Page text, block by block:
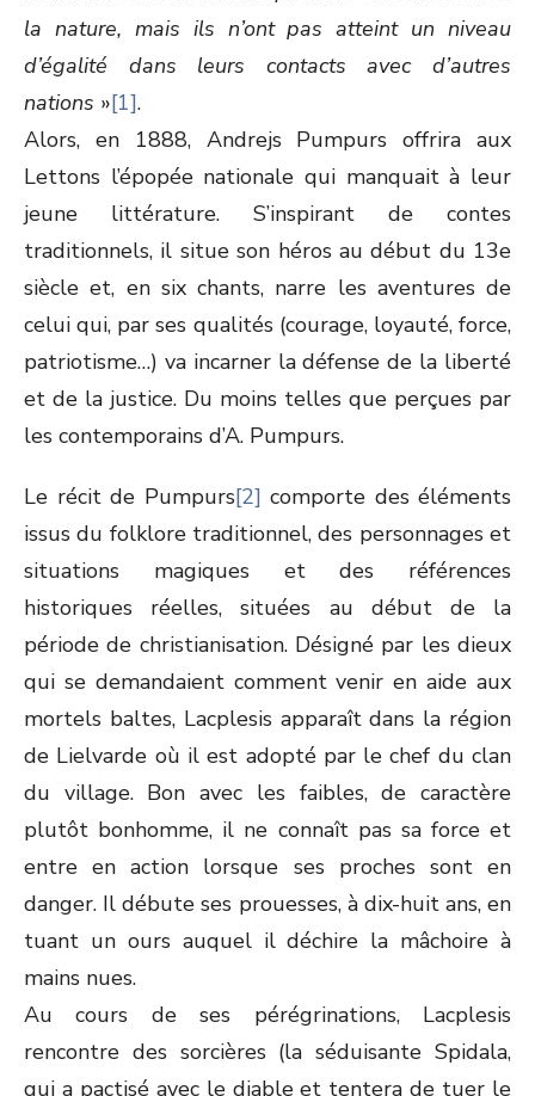
la nature, mais ils n’ont pas atteint un niveau
d’égalité dans leurs contacts avec d’autres
nations »[1].
Alors, en 1888, Andrejs Pumpurs offrira aux
Lettons l’épopée nationale qui manquait à leur
jeune littérature. S’inspirant de contes
traditionnels, il situe son héros au début du 13e
siècle et, en six chants, narre les aventures de
celui qui, par ses qualités (courage, loyauté, force,
patriotisme…) va incarner la défense de la liberté
et de la justice. Du moins telles que perçues par
les contemporains d’A. Pumpurs.
Le récit de Pumpurs[2] comporte des éléments
issus du folklore traditionnel, des personnages et
situations magiques et des références
historiques réelles, situées au début de la
période de christianisation. Désigné par les dieux
qui se demandaient comment venir en aide aux
mortels baltes, Lacplesis apparaît dans la région
de Lielvarde où il est adopté par le chef du clan
du village. Bon avec les faibles, de caractère
plutôt bonhomme, il ne connaît pas sa force et
entre en action lorsque ses proches sont en
danger. Il débute ses prouesses, à dix-huit ans, en
tuant un ours auquel il déchire la mâchoire à
mains nues.
Au cours de ses pérégrinations, Lacplesis
rencontre des sorcières (la séduisante Spidala,
qui a pactisé avec le diable et tentera de tuer le